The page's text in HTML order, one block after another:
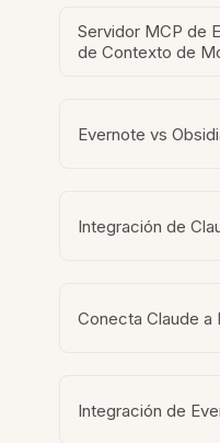
Servidor MCP de
de Contexto de
Evernote vs
Integración de
Conecta Claude a
Integración de